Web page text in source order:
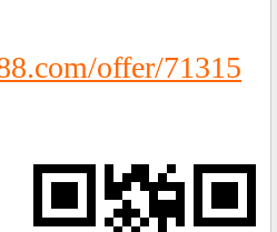
offer/71315